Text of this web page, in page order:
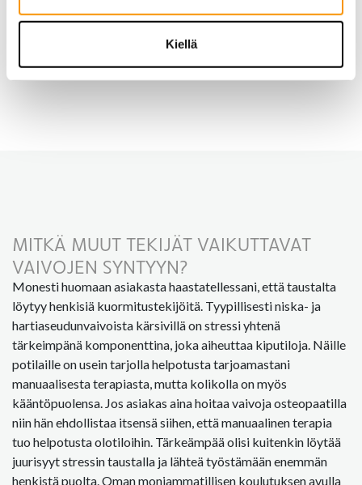
Kiellä
ja tämä sitten jo itsessään parantaa ergonomiaa. Seisoma-
optimaalisempaan asentoon, jos vain muistaa nostaa myös
ruudun rintakehän tasolle.
MITKÄ MUUT TEKIJÄT VAIKUTTAVAT
VAIVOJEN SYNTYYN?
Monesti huomaan asiakasta haastatellessani, että taustalta
löytyy henkisiä kuormitustekijöitä. Tyypillisesti niska- ja
hartiaseudunvaivoista kärsivillä on stressi yhtenä
tärkeimpänä komponenttina, joka aiheuttaa kiputiloja. Näille
potilaille on usein tarjolla helpotusta tarjoamastani
manuaalisesta terapiasta, mutta kolikolla on myös
kääntöpuolensa. Jos asiakas aina hoitaa vaivoja osteopaatilla
niin hän ehdollistaa itsensä siihen, että manuaalinen terapia
tuo helpotusta olotiloihin. Tärkeämpää olisi kuitenkin löytää
juurisyyt stressin taustalla ja lähteä työstämään enemmän
henkistä puolta. Oman moniammatillisen koulutuksen avulla